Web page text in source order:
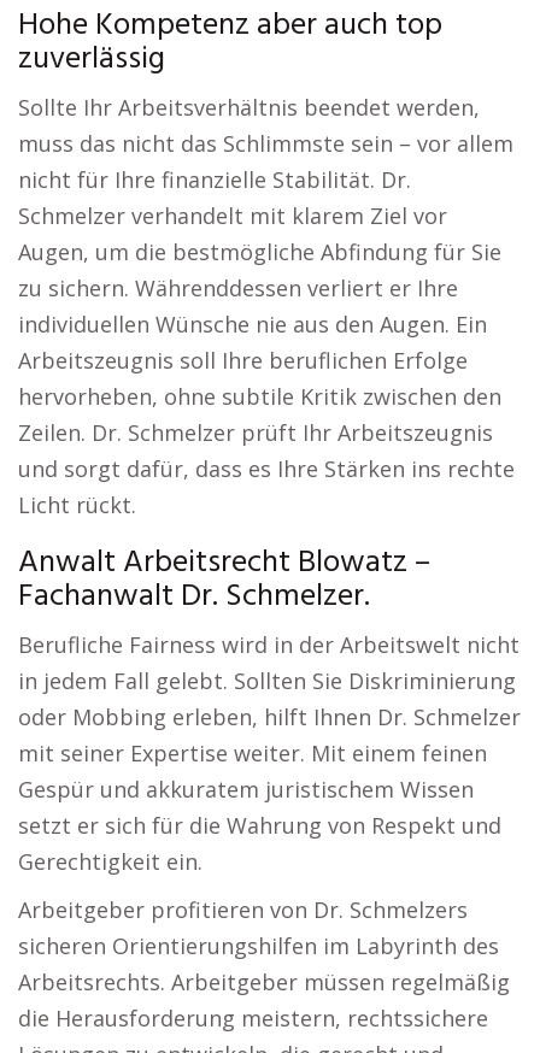
Hohe Kompetenz aber auch top
zuverlässig
Sollte Ihr Arbeitsverhältnis beendet werden,
muss das nicht das Schlimmste sein – vor allem
nicht für Ihre finanzielle Stabilität. Dr.
Schmelzer verhandelt mit klarem Ziel vor
Augen, um die bestmögliche Abfindung für Sie
zu sichern. Währenddessen verliert er Ihre
individuellen Wünsche nie aus den Augen. Ein
Arbeitszeugnis soll Ihre beruflichen Erfolge
hervorheben, ohne subtile Kritik zwischen den
Zeilen. Dr. Schmelzer prüft Ihr Arbeitszeugnis
und sorgt dafür, dass es Ihre Stärken ins rechte
Licht rückt.
Anwalt Arbeitsrecht Blowatz –
Fachanwalt Dr. Schmelzer.
Berufliche Fairness wird in der Arbeitswelt nicht
in jedem Fall gelebt. Sollten Sie Diskriminierung
oder Mobbing erleben, hilft Ihnen Dr. Schmelzer
mit seiner Expertise weiter. Mit einem feinen
Gespür und akkuratem juristischem Wissen
setzt er sich für die Wahrung von Respekt und
Gerechtigkeit ein.
Arbeitgeber profitieren von Dr. Schmelzers
sicheren Orientierungshilfen im Labyrinth des
Arbeitsrechts. Arbeitgeber müssen regelmäßig
die Herausforderung meistern, rechtssichere